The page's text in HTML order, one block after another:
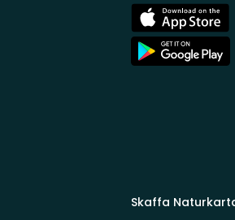
App
Store
App
Store
Skaffa